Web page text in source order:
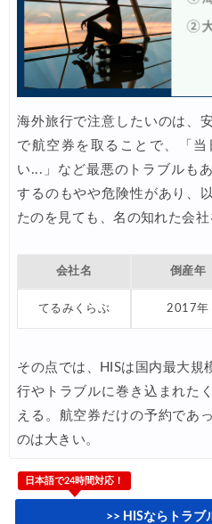
07/20 Trip.com) ベトナム旅 最大
07/20 楽天トラベル) 海外ツアー
HIS) 海外旅行タイムセー
07/16 Trip.com) ホテル 1,500円
07/16 Trip.com) 航空券 1,500円
楽天トラベル) 海外ツア
07/14 HIS) 海外航空券 2,000円
JTB) 夏旅タイムセール
07/10 楽天トラベル) 海外ツア
HIS) 海外航空券 最大
07/07 Trip.com) 航空券+ホテル
07/07 Trip.com) 海外航空券 最大
07/07 Trip.com) ホテル 最大
Trip.com) 空港送迎
海外旅行で注意したいのは、
で航空券を取ることで、「
い...」など最悪のトラブルも
するのもやや危険性があり、
たのを見ても、名の知れた会社
会社名 倒産年
てるみくらぶ 2017年
その点では、HISは国内最大規
行やトラブルに巻き込まれた
える。航空券だけの予約であ
のは大きい。
日本語で24時間対応！
>> HISならトラブ